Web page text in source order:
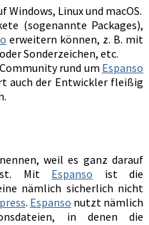
Windows, Linux und macOS.
(sogenannte Packages),
erweitern können, z. B. mit
Sonderzeichen, etc.
rund um Espanso
auch der Entwickler fleißig
weil es ganz darauf
Mit Espanso ist die
nämlich sicherlich nicht
. Espanso nutzt nämlich
in denen die